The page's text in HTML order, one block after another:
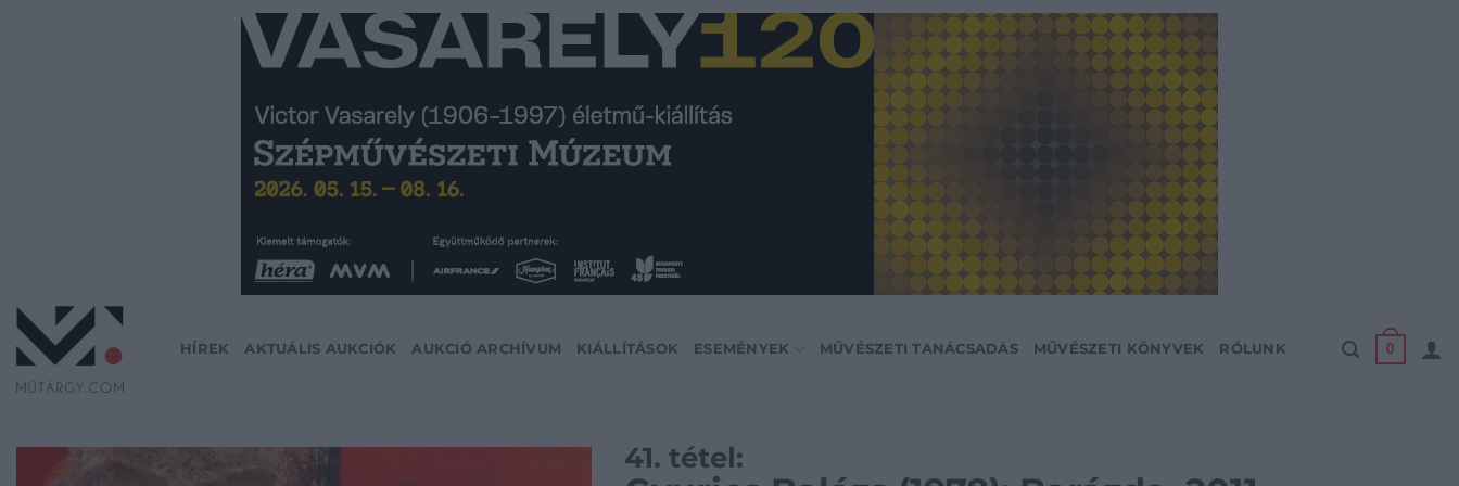
HÍREK AKTUÁLIS AUKCIÓK AUKCIÓ ARCHÍVUM KIÁLLÍTÁSOK ESEMÉNYEK MŰVÉSZETI TANÁCSADÁS MŰVÉSZETI KÖNYVEK RÓLUNK 0
41. tétel: